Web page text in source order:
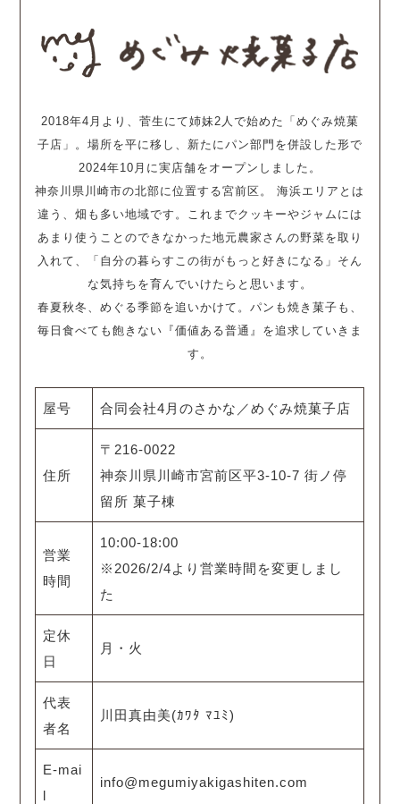
2018年4月より、菅生にて姉妹2人で始めた「めぐみ焼菓
子店」。場所を平に移し、新たにパン部門を併設した形で
2024年10月に実店舗をオープンしました。
神奈川県川崎市の北部に位置する宮前区。 海浜エリアとは
違う、畑も多い地域です。これまでクッキーやジャムには
あまり使うことのできなかった地元農家さんの野菜を取り
入れて、「自分の暮らすこの街がもっと好きになる」そん
な気持ちを育んでいけたらと思います。
春夏秋冬、めぐる季節を追いかけて。パンも焼き菓子も、
毎日食べても飽きない『価値ある普通』を追求していきま
す。
屋号 合同会社4月のさかな／めぐみ焼菓子店
住所
〒216-0022
神奈川県川崎市宮前区平3-10-7 街ノ停
留所 菓子棟
営業
時間
10:00-18:00
※2026/2/4より営業時間を変更しまし
た
定休
日
月・火
代表
者名
川田真由美(ｶﾜﾀ ﾏﾕﾐ)
E-mai
l
info@megumiyakigashiten.com